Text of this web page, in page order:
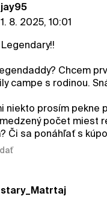
jay95
1. 8. 2025, 10:01
Chcem
campe s rodinou.
niekto prosím pekne
počet miest
Či sa ponáhľať s
stary_Matrtaj